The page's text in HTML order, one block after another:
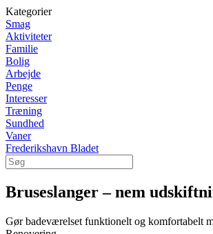
Kategorier
Smag
Aktiviteter
Familie
Bolig
Arbejde
Penge
Interesser
Træning
Sundhed
Vaner
Frederikshavn Bladet
Bruseslanger – nem
Gør badeværelset funktionelt og komfortabelt